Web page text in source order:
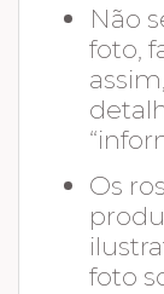
Não
foto,
Os
foto